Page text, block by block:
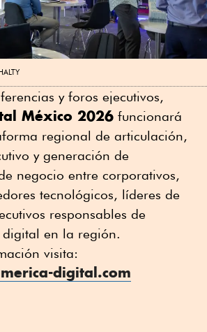
y foros ejecutivos,
México 2026 funcionará
regional de articulación,
y generación de
negocio entre corporativos,
tecnológicos, líderes de
responsables de
en la región.
visita:
digital.com